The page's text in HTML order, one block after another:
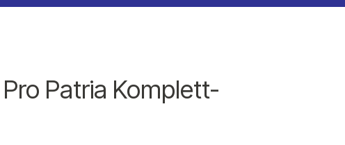
Pro Patria Komplett-